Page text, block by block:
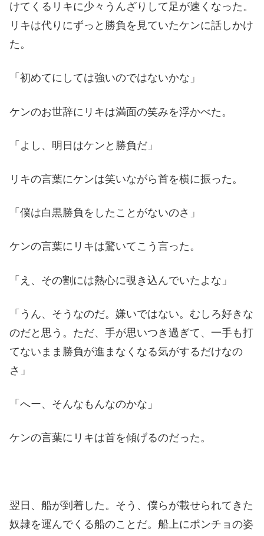
けてくるリキに少々うんざりして足が速くなった。
リキは代りにずっと勝負を見ていたケンに話しかけ
た。
「初めてにしては強いのではないかな」
ケンのお世辞にリキは満面の笑みを浮かべた。
「よし、明日はケンと勝負だ」
リキの言葉にケンは笑いながら首を横に振った。
「僕は白黒勝負をしたことがないのさ」
ケンの言葉にリキは驚いてこう言った。
「え、その割には熱心に覗き込んでいたよな」
「うん、そうなのだ。嫌いではない。むしろ好きな
のだと思う。ただ、手が思いつき過ぎて、一手も打
てないまま勝負が進まなくなる気がするだけなの
さ」
「へー、そんなもんなのかな」
ケンの言葉にリキは首を傾げるのだった。
翌日、船が到着した。そう、僕らが載せられてきた
奴隷を運んでくる船のことだ。船上にポンチョの姿